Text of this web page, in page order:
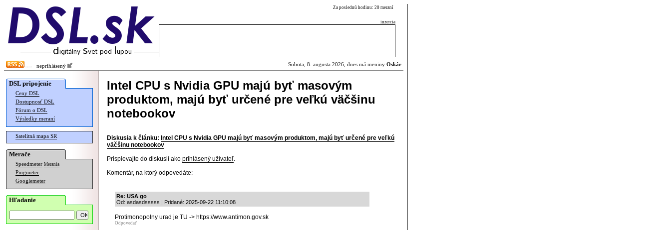
Za poslednú hodinu: 20 meraní
inzercia
neprihlásený Sobota, 8. augusta 2026, dnes má meniny Oskár
DSL pripojenie
Ceny DSL
Dostupnosť DSL
Fórum o DSL
Výsledky meraní
Satelitná mapa SR
Merače
Speedmeter Merania
Pingmeter
Googlemeter
Hľadanie
Intel CPU s Nvidia GPU majú byť masovým
produktom, majú byť určené pre veľkú väčšinu
notebookov
Diskusia k článku: Intel CPU s Nvidia GPU majú byť masovým produktom, majú byť určené pre veľkú
väčšinu notebookov
Prispievajte do diskusií ako prihlásený užívateľ.
Komentár, na ktorý odpovedáte:
Re: USA go
Od: asdasdsssss | Pridané: 2025-09-22 11:10:08
Protimonopolny urad je TU -> https://www.antimon.gov.sk
Odpovedať